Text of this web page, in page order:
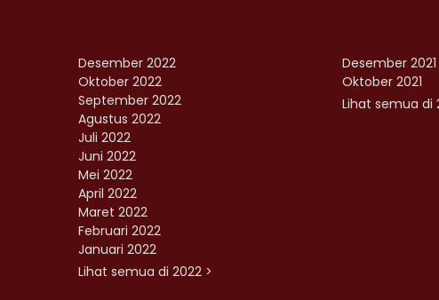
Desember 2022
Oktober 2022
September 2022
Agustus 2022
Juli 2022
Juni 2022
Mei 2022
April 2022
Maret 2022
Februari 2022
Januari 2022
Lihat semua di 2022 >
Desember 2021
Oktober 2021
Lihat semua di